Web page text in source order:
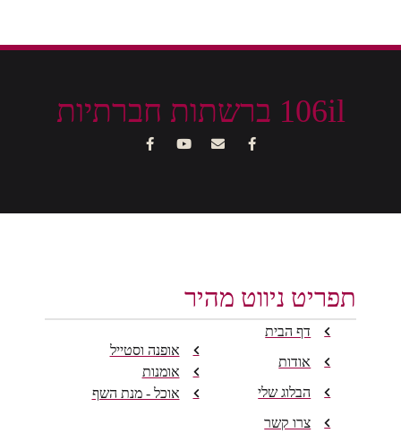
106il ברשתות חברתיות
תפריט ניווט מהיר
דף הבית
אודות
הבלוג שלי
צרו קשר
אופנה וסטייל
אומנות
אוכל - מנת השף